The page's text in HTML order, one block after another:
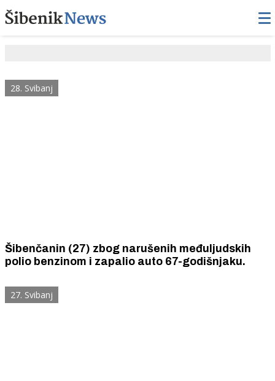
28. Svibanj
Šibenčanin (27) zbog narušenih međuljudskih
polio benzinom i zapalio auto 67-godišnjaku.
27. Svibanj